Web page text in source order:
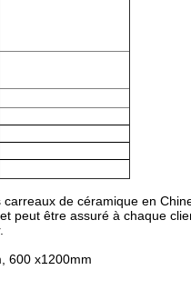
de céramique en
peut être assuré à chaque
600 x1200mm